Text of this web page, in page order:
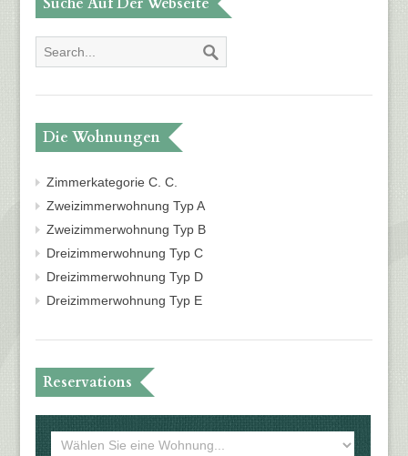
Die Wohnungen
Zimmerkategorie C. C.
Zweizimmerwohnung Typ A
Zweizimmerwohnung Typ B
Dreizimmerwohnung Typ C
Dreizimmerwohnung Typ D
Dreizimmerwohnung Typ E
Reservations